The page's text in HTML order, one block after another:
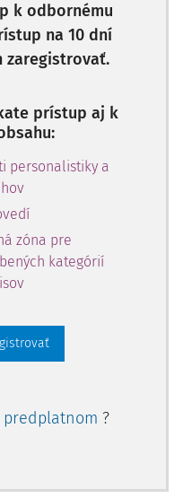
k odbornému
na 10 dní
zaregistrovať.
prístup aj k
personalistiky a
zóna pre
kategórií
predplatnom ?